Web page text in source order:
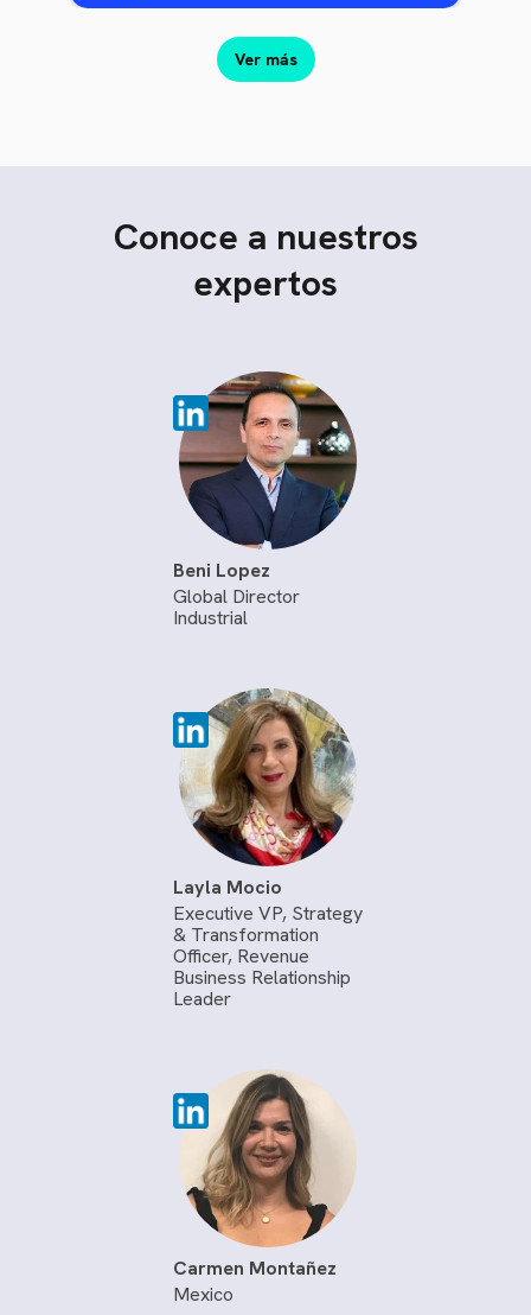
Ver más
Conoce a nuestros
expertos
Beni Lopez
Global Director
Industrial
Layla Mocio
Executive VP, Strategy
& Transformation
Officer, Revenue
Business Relationship
Leader
Carmen Montañez
Mexico